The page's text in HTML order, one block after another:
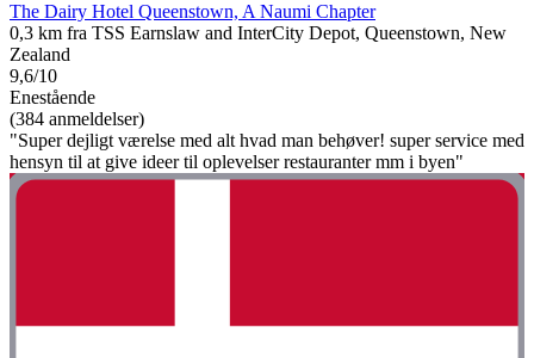
The Dairy Hotel Queenstown, A Naumi Chapter
0,3 km fra TSS Earnslaw and InterCity Depot, Queenstown, New
Zealand
9,6/10
Enestående
(384 anmeldelser)
"Super dejligt værelse med alt hvad man behøver! super service med
hensyn til at give ideer til oplevelser restauranter mm i byen"